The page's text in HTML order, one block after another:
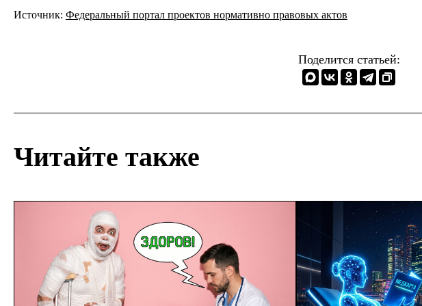
Источник: Федеральный портал проектов нормативно правовых актов
Поделится статьей:
Читайте также